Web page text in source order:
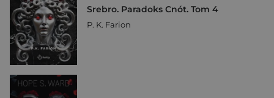
Srebro. Paradoks Cnót. Tom 4
P. K. Farion